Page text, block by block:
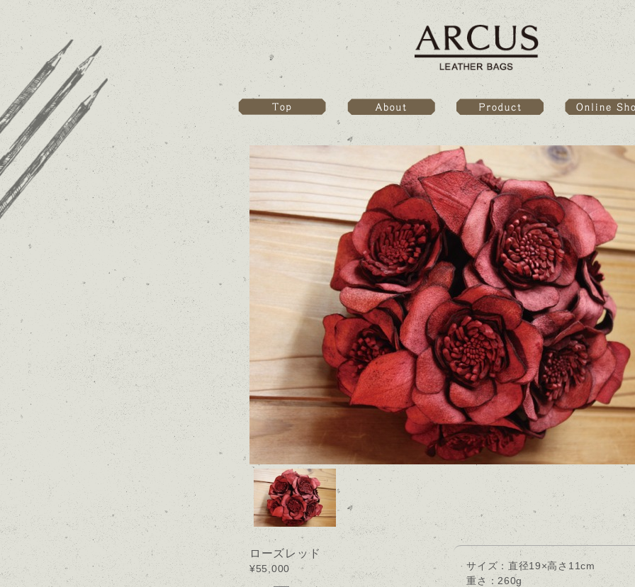
Online
サイズ：直径19×高さ11cm
重さ：260g
ローズレッド
¥55,000